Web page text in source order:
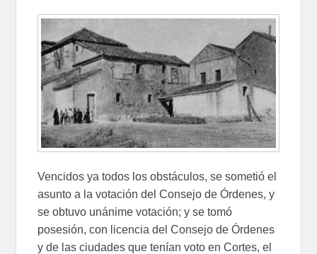
Vencidos ya todos los obstáculos, se sometió el
asunto a la votación del Consejo de Órdenes, y
se obtuvo unánime votación; y se tomó
posesión, con licencia del Consejo de Órdenes
y de las ciudades que tenían voto en Cortes, el